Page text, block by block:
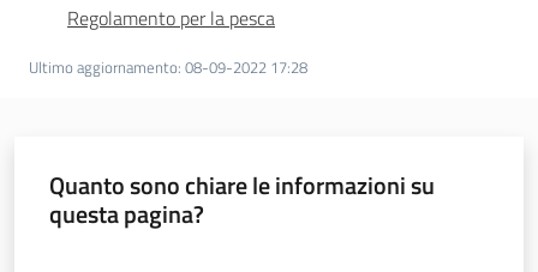
Regolamento per la pesca
Ultimo aggiornamento: 08-09-2022 17:28
Quanto sono chiare le informazioni su
questa pagina?